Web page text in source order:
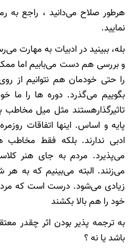
هرطور صلاح می‌دانید ، راجع به
نمایید.
بله، ببینید در ادبیات به مهارت
و بررسی هم دست می‌بابیم اما
را حتی خودمان هم نتوانیم از
بگوییم می‌گذرد. دوره ها را ما
تاثیرگذارهستند مثل میل
پایه و اساس. اینها اتفاقات
ادبی ندارند. بلکه فقط
می‌پذیرد. مردم به جای هنر
می‌زنند. البته می‌بینیم که به هر
زیادی می‌شود. درست است که
خود را هم بالا بکشند
به ترجمه پذیر بودن اثر چقدر
باشد یا نه ؟